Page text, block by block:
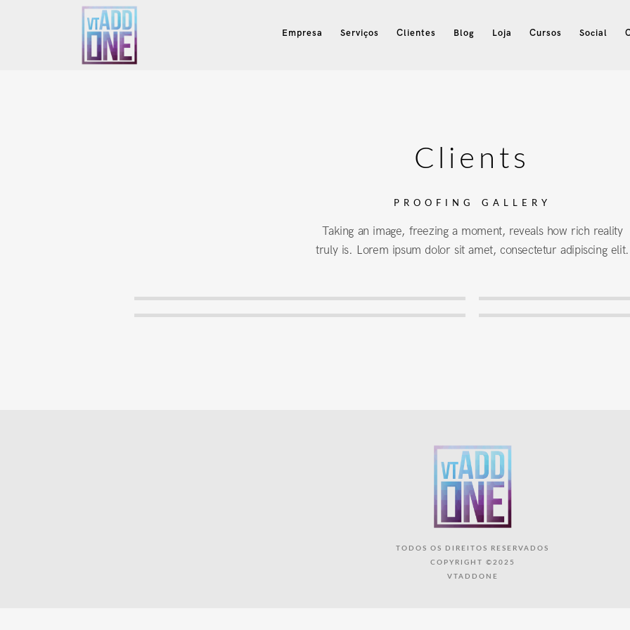
Empresa Serviços Clientes Blog Loja Cursos Social
Clients
PROOFING GALLERY
Taking an image, freezing a moment, reveals how rich reality
truly is. Lorem ipsum dolor sit amet, consectetur adipiscing elit.
TODOS OS DIREITOS RESERVADOS
COPYRIGHT ©2025
VTADDONE